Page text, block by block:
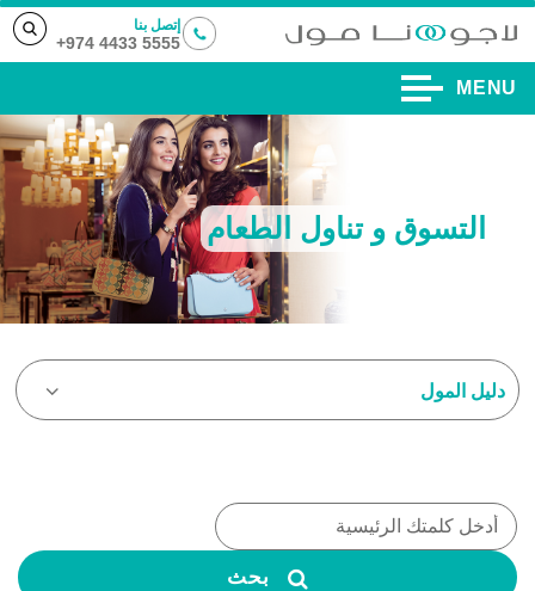
إتصل بنا
5555 4433 974+
MENU
التسوق و تناول الطعام
دليل المول
بحث